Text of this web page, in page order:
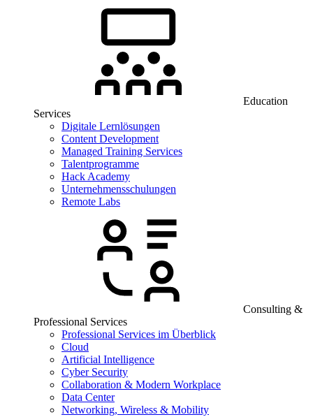
Education
Services
Digitale Lernlösungen
Content Development
Managed Training Services
Talentprogramme
Hack Academy
Unternehmensschulungen
Remote Labs
Consulting &
Professional Services
Professional Services im Überblick
Cloud
Artificial Intelligence
Cyber Security
Collaboration & Modern Workplace
Data Center
Networking, Wireless & Mobility